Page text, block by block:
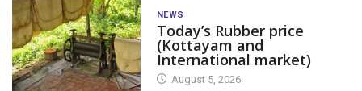
NEWS
Today’s Rubber price
(Kottayam and
International market)
August 5, 2026